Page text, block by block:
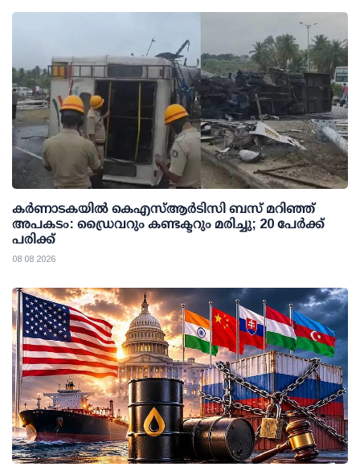
കര്‍ണാടകയില്‍ കെഎസ്ആര്‍ടിസി ബസ് മറിഞ്ഞ്
അപകടം: ഡ്രൈവറും കണ്ടക്ടറും മരിച്ചു; 20 പേര്‍ക്ക്
പരിക്ക്
08 08 2026